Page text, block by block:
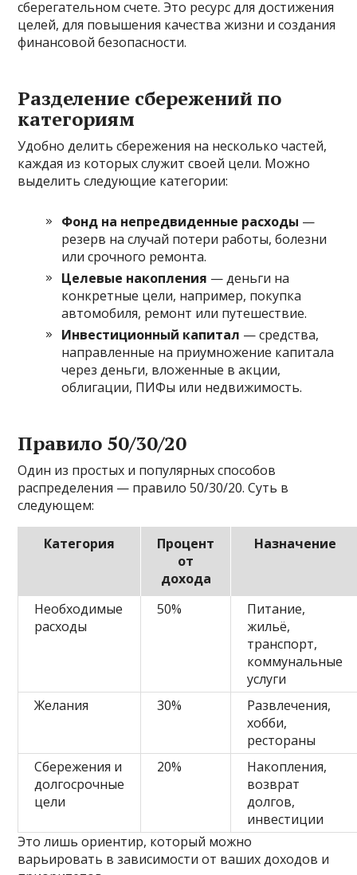
сберегательном счете. Это ресурс для достижения
целей, для повышения качества жизни и создания
финансовой безопасности.
Разделение сбережений по
категориям
Удобно делить сбережения на несколько частей,
каждая из которых служит своей цели. Можно
выделить следующие категории:
Фонд на непредвиденные расходы —
резерв на случай потери работы, болезни
или срочного ремонта.
Целевые накопления — деньги на
конкретные цели, например, покупка
автомобиля, ремонт или путешествие.
Инвестиционный капитал — средства,
направленные на приумножение капитала
через деньги, вложенные в акции,
облигации, ПИФы или недвижимость.
Правило 50/30/20
Один из простых и популярных способов
распределения — правило 50/30/20. Суть в
следующем:
Категория
Процент
от
дохода
Назначение
Необходимые
расходы
50%
Питание,
жильё,
транспорт,
коммунальные
услуги
Желания
30%
Развлечения,
хобби,
рестораны
Сбережения и
долгосрочные
цели
20%
Накопления,
возврат
долгов,
инвестиции
Это лишь ориентир, который можно
варьировать в зависимости от ваших доходов и